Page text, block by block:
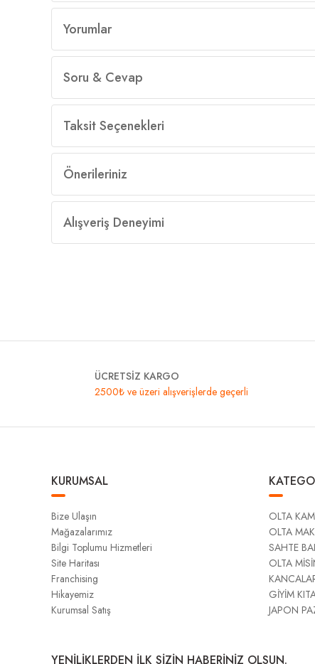
Yorumlar
Soru & Cevap
Taksit Seçenekleri
Önerileriniz
Alışveriş Deneyimi
ÜCRETSİZ KARGO
2500₺ ve üzeri alışverişlerde geçerli
KURUMSAL
Bize Ulaşın
Mağazalarımız
Bilgi Toplumu Hizmetleri
Site Haritası
Franchising
Hikayemiz
Kurumsal Satış
OLTA
OLTA
SAHTE
OLTA
GİYİM
JAPON
YENİLİKLERDEN İLK SİZİN HABERİNİZ OLSUN.